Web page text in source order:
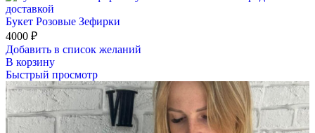
Букет Розовые Зефирки
4000 ₽
Добавить в список желаний
В корзину
Быстрый просмотр